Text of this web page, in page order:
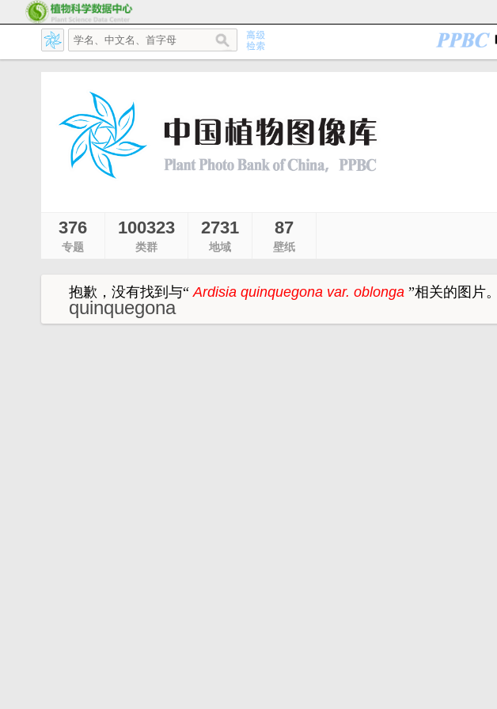
376
专题
100323
类群
2731
地域
87
壁纸
抱歉，没有找到与“ Ardisia quinquegona var. oblonga ”相关的图片。
quinquegona